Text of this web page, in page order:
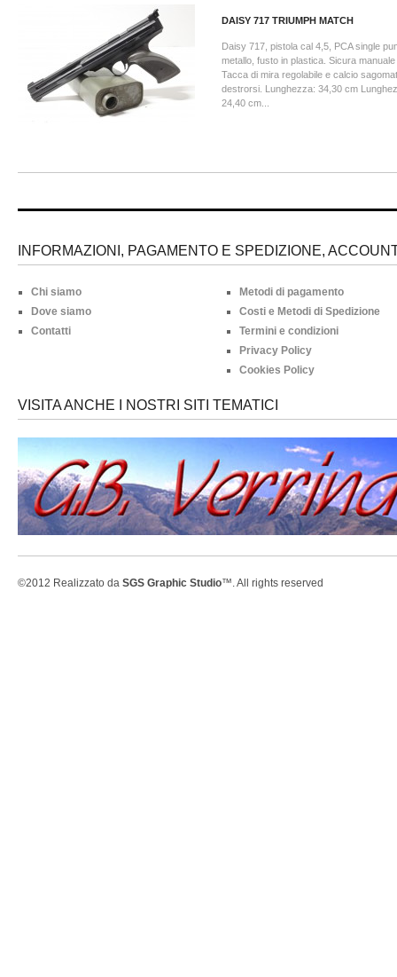
DAISY 717 TRIUMPH MATCH
Daisy 717, pistola cal 4,5, PCA single
metallo, fusto in plastica. Sicura
Tacca di mira regolabile e calcio
destrorsi. Lunghezza: 34,30 cm
24,40 cm...
INFORMAZIONI, PAGAMENTO E SPEDIZIONE,
Chi siamo
Dove siamo
Contatti
Metodi di pagamento
Costi e Metodi di Spedizione
Termini e condizioni
Privacy Policy
Cookies Policy
VISITA ANCHE I NOSTRI SITI TEMATICI
©2012 Realizzato da SGS Graphic Studio™. All rights reserved